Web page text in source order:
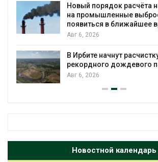
Новый порядок расчёта
на промышленные выбросы
появиться в ближайшее время
Авг 6, 2026
В Ирбите начнут расчистку Ницы
рекордного дождевого паводка
Авг 6, 2026
Новостной календарь